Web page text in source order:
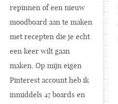
repinnen of een nieuw
moodboard aan te maken
met recepten die je echt
een keer wilt gaan
maken. Op mijn eigen
Pinterest account heb ik
inmiddels 47 boards en